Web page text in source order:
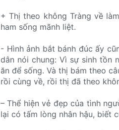
+ Thị theo không Tràng về
ham sống mãnh liệt.
- Hình ảnh bắt bánh đúc ấy
dân nói chung: Vì sự sinh tồn
ăn để sống. Và thị bám theo
rồi cùng về, rồi thị đã theo
– Thể hiện vẻ đẹp của tình
lại có tấm lòng nhân hậu, biết